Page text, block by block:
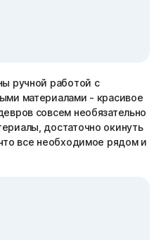
ручной работой с
материалами - красивое
совсем необязательно
достаточно окинуть
все необходимое рядом и